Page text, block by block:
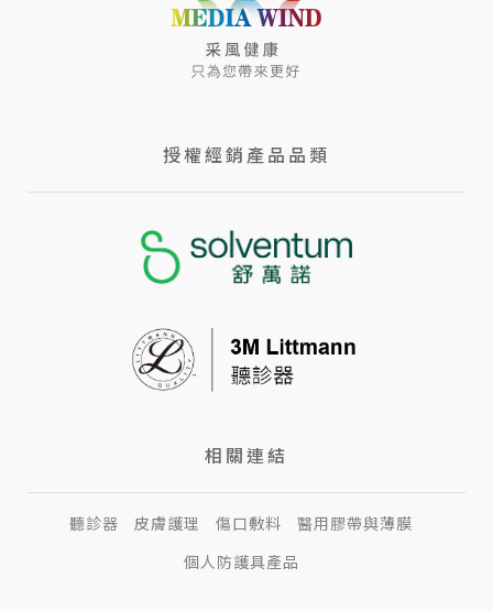
授權經銷產品品類
相關連結
聽診器 皮膚護理 傷口敷料
醫用膠帶與薄膜
個人防護具產品